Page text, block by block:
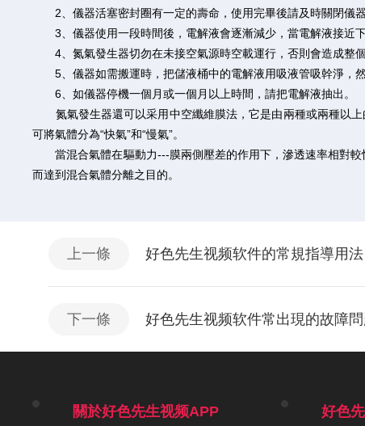
2、儀器活塞密封圈有一定的壽命，使用完畢後請及時關閉儀器
3、儀器使用一段時間後，電解液會逐漸減少，當電解液接近下
4、氮氣發生器切勿在未接空氣源時空載運行，否則會造成整個
5、儀器如需搬運時，把儲液桶中的電解液用吸液管吸幹淨，然
6、如儀器停機一個月或一個月以上時間，請把電解液抽出。
氮氣發生器還可以采用中空纖維膜法，它是由兩種或兩種以上
可將氣體分為“快氣”和“慢氣”。
當混合氣體在驅動力---膜兩側壓差的作用下，滲透速率相對較
而達到混合氣體分離之目的。
上一條 好色先生视频软件的常規指導用法
下一條 好色先生视频软件常出現的故障
關於好色先生视频APP 好色